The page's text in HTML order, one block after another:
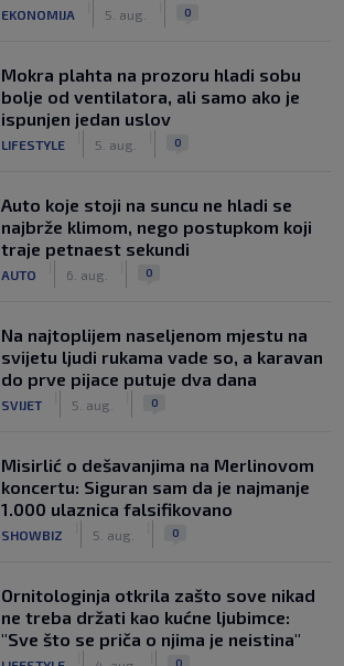
EKONOMIJA 5. aug. 0
Mokra plahta na prozoru hladi sobu
bolje od ventilatora, ali samo ako je
ispunjen jedan uslov
LIFESTYLE 5. aug. 0
Auto koje stoji na suncu ne hladi se
najbrže klimom, nego postupkom koji
traje petnaest sekundi
AUTO 6. aug. 0
Na najtoplijem naseljenom mjestu na
svijetu ljudi rukama vade so, a karavan
do prve pijace putuje dva dana
SVIJET 5. aug. 0
Misirlić o dešavanjima na Merlinovom
koncertu: Siguran sam da je najmanje
1.000 ulaznica falsifikovano
SHOWBIZ 5. aug. 0
Ornitologinja otkrila zašto sove nikad
ne treba držati kao kućne ljubimce:
"Sve što se priča o njima je neistina"
0